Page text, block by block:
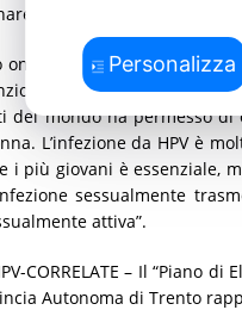
il cancro da HPV entro il
oncologico disponibile
di tumori femminili
del mondo ha permesso
L’infezione da HPV è
i più giovani è essenziale,
sessualmente
attiva”.
CORRELATE – Il “Piano di
Autonoma di Trento
Personalizza